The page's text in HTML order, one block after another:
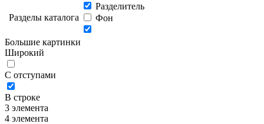
Разделы каталога
Разделитель
Фон
Большие картинки
Широкий
С отступами
В строке
3 элемента
4 элемента